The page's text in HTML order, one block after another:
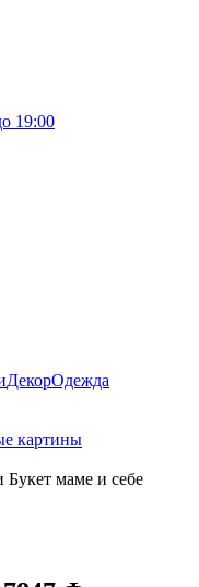
19:00
ДекорОдежда
картины
маме и себе